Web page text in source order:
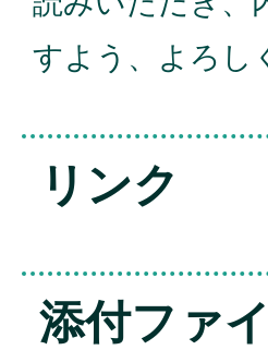
すよう、よろし
リンク
添付ファ